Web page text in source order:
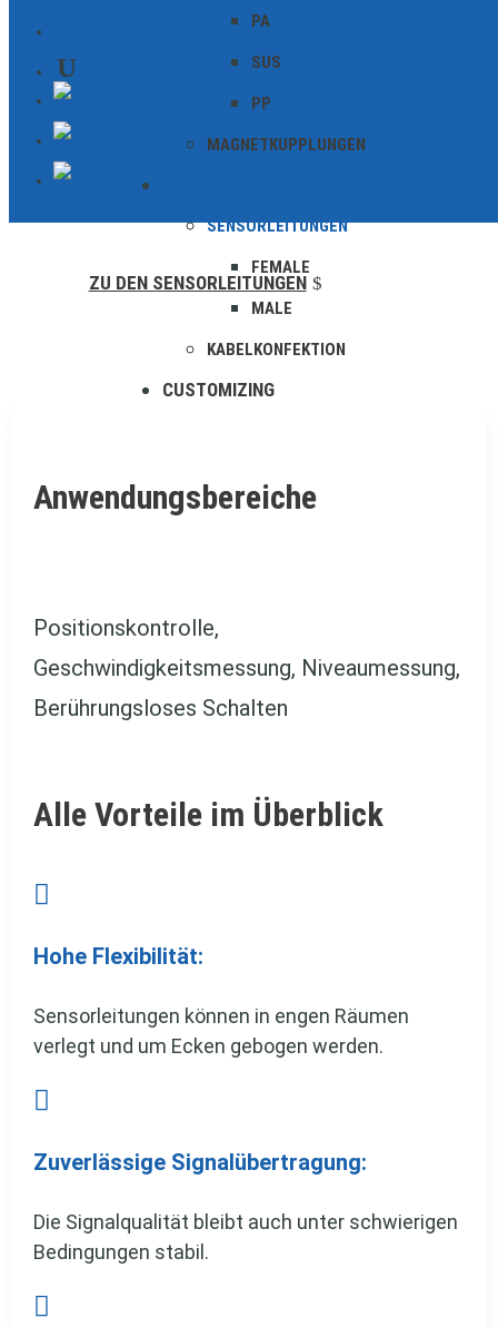
PA
SUS
PP
MAGNETKUPPLUNGEN
SENSORLEITUNGEN
FEMALE
MALE
KABELKONFEKTION
CUSTOMIZING
eine nahtlose Integration sowie maximale
Leistung. Unsere maßgeschneiderten Lösungen
sind exakt auf Ihre Anforderungen
ZU DEN SENSORLEITUNGEN
Anwendungsbereiche
Positionskontrolle,
Geschwindigkeitsmessung, Niveaumessung,
Berührungsloses Schalten
Alle Vorteile im Überblick

Hohe Flexibilität:
Sensorleitungen können in engen Räumen
verlegt und um Ecken gebogen werden.

Zuverlässige Signalübertragung:
Die Signalqualität bleibt auch unter schwierigen
Bedingungen stabil.
